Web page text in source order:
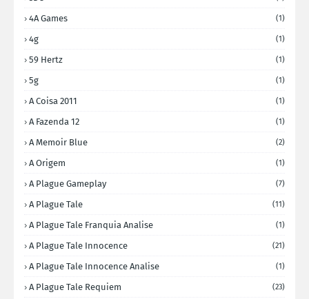
4A Games (1)
4g (1)
59 Hertz (1)
5g (1)
A Coisa 2011 (1)
A Fazenda 12 (1)
A Memoir Blue (2)
A Origem (1)
A Plague Gameplay (7)
A Plague Tale (11)
A Plague Tale Franquia Analise (1)
A Plague Tale Innocence (21)
A Plague Tale Innocence Analise (1)
A Plague Tale Requiem (23)